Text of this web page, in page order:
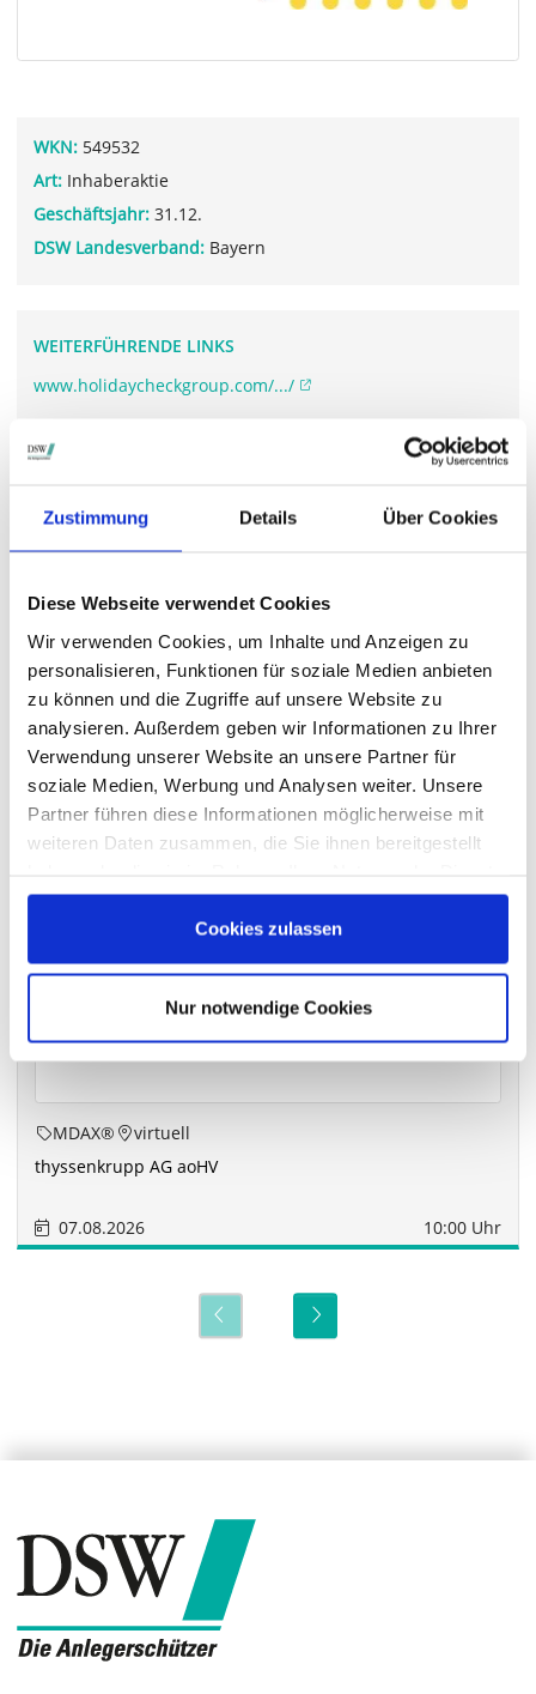
Zustimmung Details Über Cookies
Diese Webseite verwendet Cookies
Wir verwenden Cookies, um Inhalte und Anzeigen zu
personalisieren, Funktionen für soziale Medien anbieten
zu können und die Zugriffe auf unsere Website zu
analysieren. Außerdem geben wir Informationen zu Ihrer
Verwendung unserer Website an unsere Partner für
soziale Medien, Werbung und Analysen weiter. Unsere
Partner führen diese Informationen möglicherweise mit
weiteren Daten zusammen, die Sie ihnen bereitgestellt
gesammelt haben.
Cookies zulassen
Nur notwendige Cookies
WKN: 549532
Art: Inhaberaktie
Geschäftsjahr: 31.12.
DSW Landesverband: Bayern
WEITERFÜHRENDE LINKS
www.holidaycheckgroup.com/.../
Die DSW vertritt Ihre Stimmrechte
auf sämtlichen
wichtigen Hauptversammlungen in Deutschland.
VERGANGENE HAUPTVERSAMMLUNGSTERMINE
archiv.hauptversammlung.de
Die nächsten Termine
MDAX®
virtuell
thyssenkrupp AG aoHV
07.08.2026 10:00 Uhr